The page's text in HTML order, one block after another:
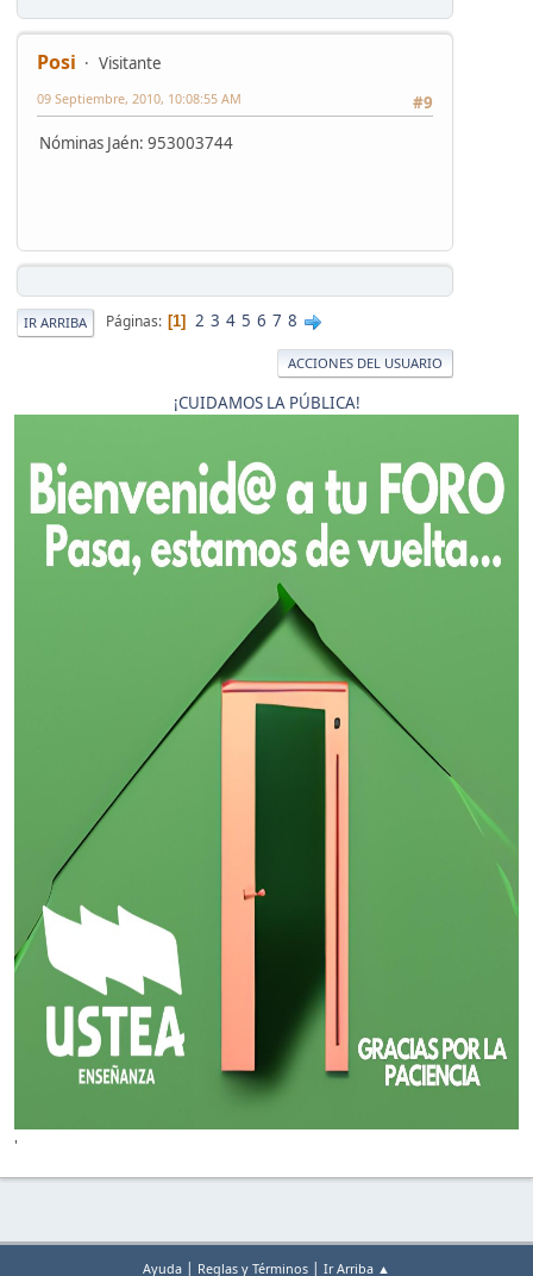
Posi
Visitante
#9
09 Septiembre, 2010, 10:08:55 AM
Nóminas Jaén: 953003744
IR ARRIBA Páginas 1 2 3 4 5 6 7 8
ACCIONES DEL USUARIO
¡CUIDAMOS LA PÚBLICA!
'
Ayuda | Reglas y Términos | Ir Arriba ▲